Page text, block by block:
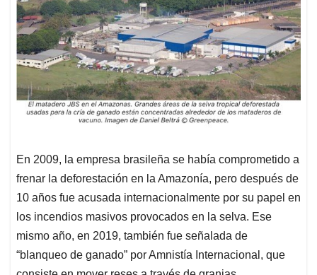
En 2009, la empresa brasileña se había comprometido a
frenar la deforestación en la Amazonía, pero después de
10 años fue acusada internacionalmente por su papel en
los incendios masivos provocados en la selva. Ese
mismo año, en 2019, también fue señalada de
“blanqueo de ganado” por Amnistía Internacional, que